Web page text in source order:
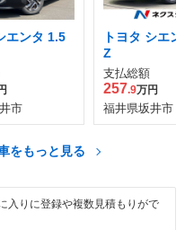
エンタ 1.5
市
トヨタ シエ
Z
支払総額
257.9万円
福井県坂井市
をもっと見る
入りに登録や複数見積もりがで